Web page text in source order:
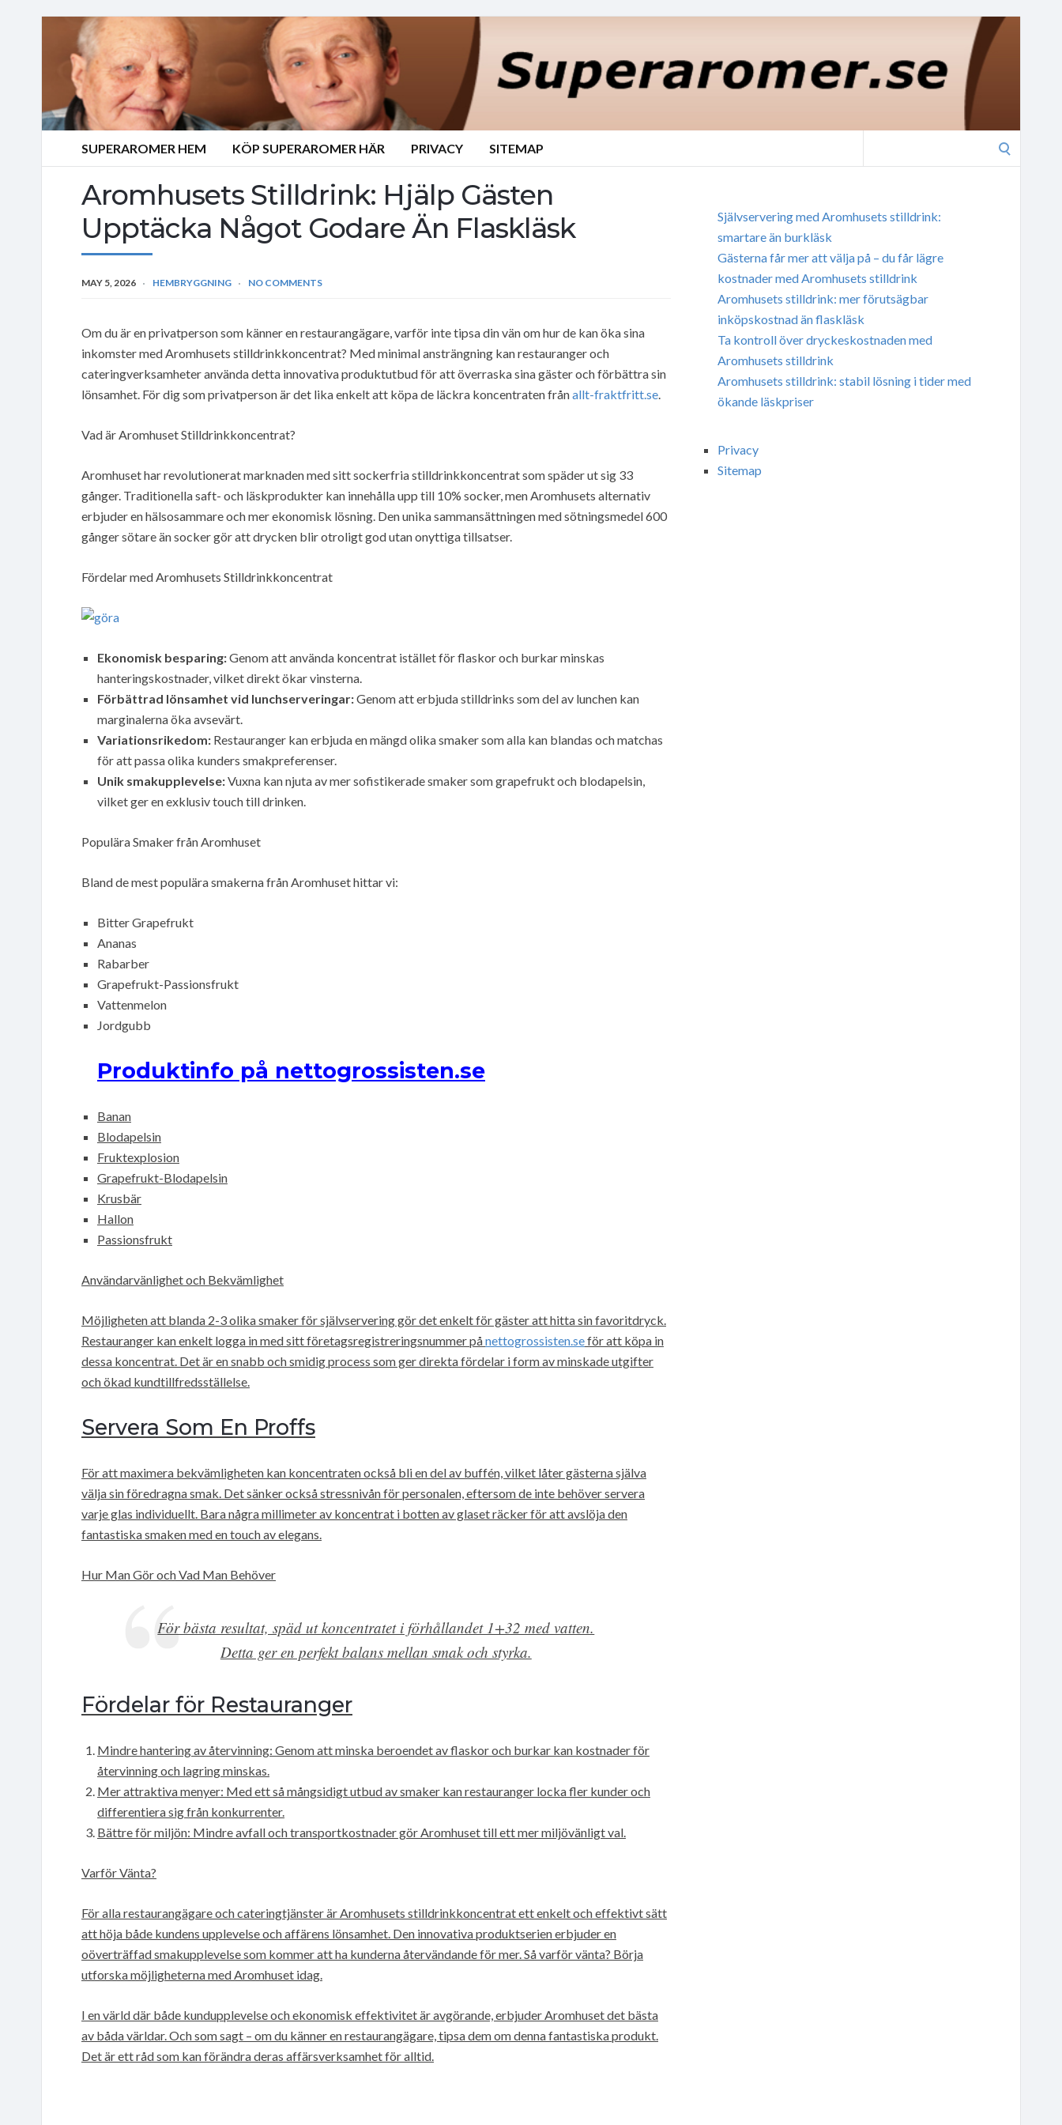
SUPERAROMER HEM KÖP SUPERAROMER HÄR PRIVACY SITEMAP
Aromhusets Stilldrink: Hjälp Gästen
Upptäcka Något Godare Än Flaskläsk
MAY 5, 2026 HEMBRYGGNING NO COMMENTS
Om du är en privatperson som känner en restaurangägare, varför inte tipsa din vän om hur de kan öka sina
inkomster med Aromhusets stilldrinkkoncentrat? Med minimal ansträngning kan restauranger och
cateringverksamheter använda detta innovativa produktutbud för att överraska sina gäster och förbättra sin
lönsamhet. För dig som privatperson är det lika enkelt att köpa de läckra koncentraten frånallt-fraktfritt.se.
Vad är Aromhuset Stilldrinkkoncentrat?
Aromhuset har revolutionerat marknaden med sitt sockerfria stilldrinkkoncentrat som späder ut sig 33
gånger. Traditionella saft- och läskprodukter kan innehålla upp till 10% socker, men Aromhusets alternativ
erbjuder en hälsosammare och mer ekonomisk lösning. Den unika sammansättningen med sötningsmedel 600
gånger sötare än socker gör att drycken blir otroligt god utan onyttiga tillsatser.
Fördelar med Aromhusets Stilldrinkkoncentrat
Ekonomisk besparing:Genom att använda koncentrat istället för flaskor och burkar minskas
hanteringskostnader, vilket direkt ökar vinsterna.
Förbättrad lönsamhet vid lunchserveringar:Genom att erbjuda stilldrinks som del av lunchen kan
marginalerna öka avsevärt.
Variationsrikedom: Restauranger kan erbjuda en mängd olika smaker som alla kan blandas och matchas
för att passa olika kunders smakpreferenser.
Unik smakupplevelse:Vuxna kan njuta av mer sofistikerade smaker som grapefrukt och blodapelsin,
vilket ger en exklusiv touch till drinken.
Populära Smaker från Aromhuset
Bland de mest populära smakerna från Aromhuset hittar vi:
Bitter Grapefrukt
Ananas
Rabarber
Grapefrukt-Passionsfrukt
Vattenmelon
Jordgubb
Produktinfo på nettogrossisten.se
Banan
Blodapelsin
Fruktexplosion
Grapefrukt-Blodapelsin
Krusbär
Hallon
Passionsfrukt
Användarvänlighet och Bekvämlighet
Möjligheten att blanda 2-3 olika smaker för självservering gör det enkelt för gäster att hitta sin favoritdryck.
Restauranger kan enkelt logga in med sitt företagsregistreringsnummer pånettogrossisten.seför att köpa in
dessa koncentrat. Det är en snabb och smidig process som ger direkta fördelar i form av minskade utgifter
och ökad kundtillfredsställelse.
Servera Som En Proffs
För att maximera bekvämligheten kan koncentraten också bli en del av buffén, vilket låter gästerna själva
välja sin föredragna smak. Det sänker också stressnivån för personalen, eftersom de inte behöver servera
varje glas individuellt. Bara några millimeter av koncentrat i botten av glaset räcker för att avslöja den
fantastiska smaken med en touch av elegans.
Hur Man Gör och Vad Man Behöver
För bästa resultat, späd ut koncentratet i förhållandet 1+32 med vatten.
Detta ger en perfekt balans mellan smak och styrka.
Fördelar för Restauranger
Mindre hantering av återvinning: Genom att minska beroendet av flaskor och burkar kan kostnader för
återvinning och lagring minskas.
Mer attraktiva menyer: Med ett så mångsidigt utbud av smaker kan restauranger locka fler kunder och
differentiera sig från konkurrenter.
Bättre för miljön: Mindre avfall och transportkostnader gör Aromhuset till ett mer miljövänligt val.
Varför Vänta?
För alla restaurangägare och cateringtjänster är Aromhusets stilldrinkkoncentrat ett enkelt och effektivt sätt
att höja både kundens upplevelse och affärens lönsamhet. Den innovativa produktserien erbjuder en
oöverträffad smakupplevelse som kommer att ha kunderna återvändande för mer. Så varför vänta? Börja
utforska möjligheterna med Aromhuset idag.
I en värld där både kundupplevelse och ekonomisk effektivitet är avgörande, erbjuder Aromhuset det bästa
av båda världar. Och som sagt – om du känner en restaurangägare, tipsa dem om denna fantastiska produkt.
Det är ett råd som kan förändra deras affärsverksamhet för alltid.
Självservering med Aromhusets stilldrink:
smartare än burkläsk
Gästerna får mer att välja på – du får lägre
kostnader med Aromhusets stilldrink
Aromhusets stilldrink: mer förutsägbar
inköpskostnad än flaskläsk
Ta kontroll över dryckeskostnaden med
Aromhusets stilldrink
Aromhusets stilldrink: stabil lösning i tider med
ökande läskpriser
Privacy
Sitemap